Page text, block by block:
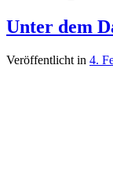
Unter dem
Veröffentlicht in 4.